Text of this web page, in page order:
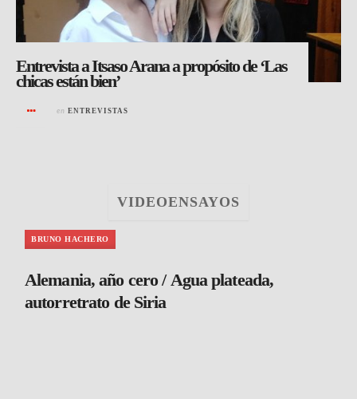
Entrevista a Itsaso Arana a propósito de ‘Las
chicas están bien’
en ENTREVISTAS
VIDEOENSAYOS
BRUNO HACHERO
Alemania, año cero / Agua plateada,
autorretrato de Siria